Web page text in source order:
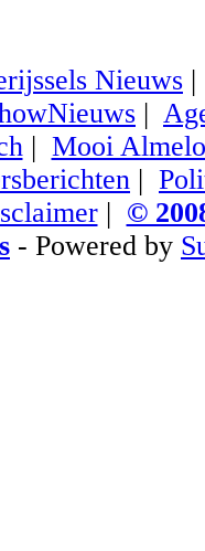
Nieuws
|
| Mooi Almelo
|
| ©
- Powered by